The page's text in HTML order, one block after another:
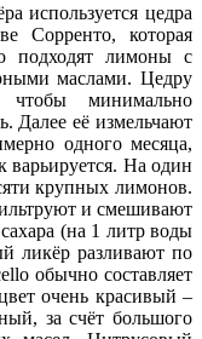
используется цедра
Сорренто, которая
подходят лимоны с
маслами. Цедру
чтобы минимально
Далее её измельчают
одного месяца,
варьируется. На один
крупных лимонов.
и смешивают
(на 1 литр воды
ликёр разливают по
обычно составляет
очень красивый –
за счёт большого